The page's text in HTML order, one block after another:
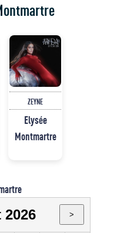
ZEYNE
Elysée
Montmartre
2026 >